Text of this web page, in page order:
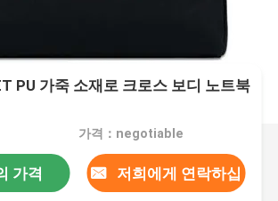
PU 가죽 소재로 크로스 보디 노트북
가격：negotiable
가격 저희에게 연락하십